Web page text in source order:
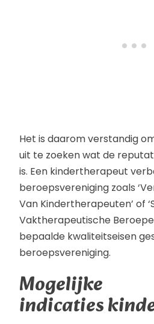
Het is daarom verstandig
uit te zoeken wat de
is. Een kindertherapeut
beroepsvereniging zoals
Van Kindertherapeuten’ of
Vaktherapeutische
bepaalde kwaliteitseisen
beroepsvereniging.
Mogelijke
indicaties